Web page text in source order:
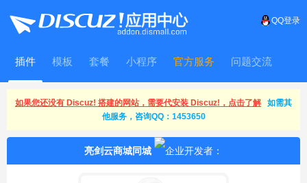
QQ登录
插件 模板 套餐 小程序 官方服务 问题交流
WitFrame
如果您还没有 Discuz! 搭建的网站，需要代安装 Discuz!，点击了解
如需其
他服务，咨询QQ：1453650
亮剑云商城同城